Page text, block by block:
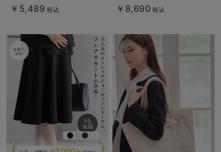
ワンピセット マタニティ・産後授
乳服【出産後も長く使える】
￥5,489 税込
Healthknit Product
￥8,690 税込